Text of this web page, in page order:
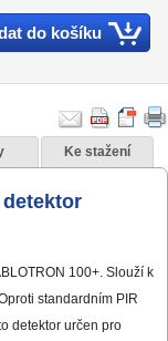
do košíku
Ke stažení
100+. Slouží k
standardním PIR
detektor určen pro